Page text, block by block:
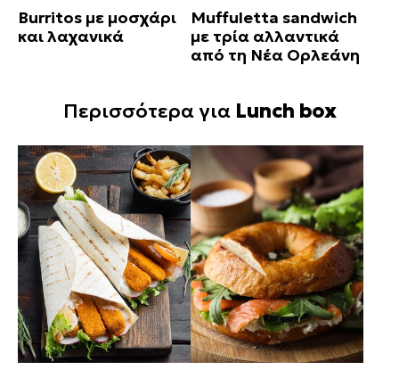
Burritos με μοσχάρι
και λαχανικά
Muffuletta sandwich
με τρία αλλαντικά
από τη Νέα Ορλεάνη
Περισσότερα για Lunch box